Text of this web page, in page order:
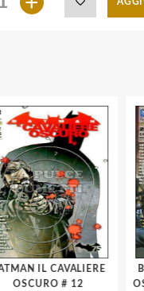
IL CAVALIERE
OSCURO # 12